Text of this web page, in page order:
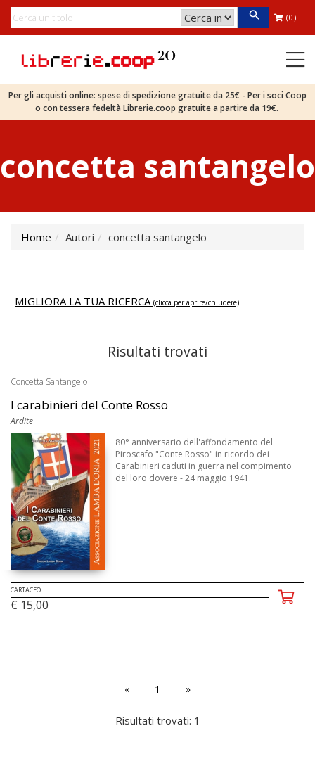
(0)
Per gli acquisti online: spese di spedizione gratuite da 25€ - Per i soci Coop
o con tessera fedeltà Librerie.coop gratuite a partire da 19€.
concetta santangelo
Home Autori concetta santangelo
MIGLIORA LA TUA RICERCA (clicca per aprire/chiudere)
Risultati trovati
Concetta Santangelo
I carabinieri del Conte Rosso
Ardite
80° anniversario dell'affondamento del
Piroscafo "Conte Rosso" in ricordo dei
Carabinieri caduti in guerra nel compimento
del loro dovere - 24 maggio 1941.
CARTACEO
€ 15,00
« 1 »
Risultati trovati: 1